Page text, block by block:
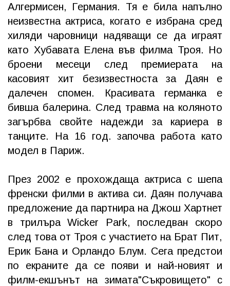
Алгермисен, Германия. Тя е била напълно
неизвестна актриса, когато е избрана сред
хиляди чаровници надяващи се да играят
като Хубавата Елена във филма Троя. Но
броени месеци след премиерата на
касовият хит безизвестноста за Даян е
далечен спомен. Красивата германка е
бивша балерина. След травма на коляното
загърбва свойте надежди за кариера в
танците. На 16 год. започва работа като
модел в Париж.
През 2002 е прохождаща актриса с шепа
френски филми в актива си. Даян получава
предложение да партнира на Джош Хартнет
в трилъра Wicker Park, последван скоро
след това от Троя с участието на Брат Пит,
Ерик Бана и Орландо Блум. Сега предстои
по екраните да се появи и най-новият и
филм-екшънът на зимата"Съкровището" с